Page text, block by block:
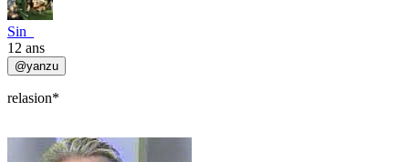
Sin_
12 ans
@yanzu
relasion*